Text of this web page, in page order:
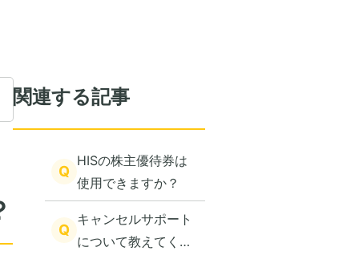
関連する記事
Q
HISの株主優待券は
使用できますか？
Q
キャンセルサポート
について教えてくだ